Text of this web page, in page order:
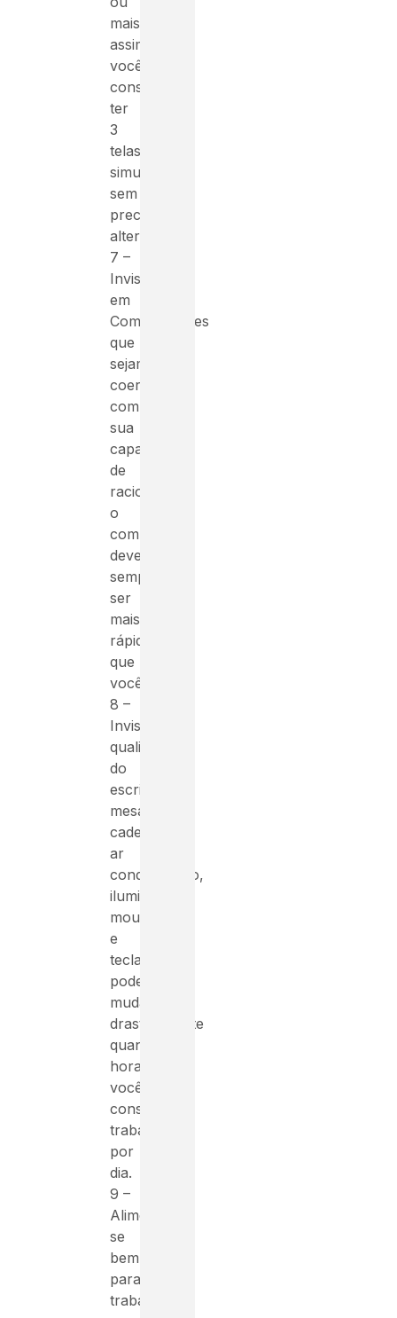
mais,
assim
você
consegue
ter
3
telas
simultâneas
sem
precisar
alternar
7 –
Invista
em
Computadores
que
sejam
coerentes
com
sua
capacidade
de
raciocínio,
o
computador
deve
sempre
ser
mais
rápido
que
você.
8 –
Invista
qualidade
do
escritório,
mesas,
cadeiras,
ar
condicionado,
iluminação,
mouse
e
teclados
podem
mudar
drasticamente
quantas
horas
você
consegue
trabalhar
por
dia.
9 –
Alimente-
se
bem,
para
trabalhar